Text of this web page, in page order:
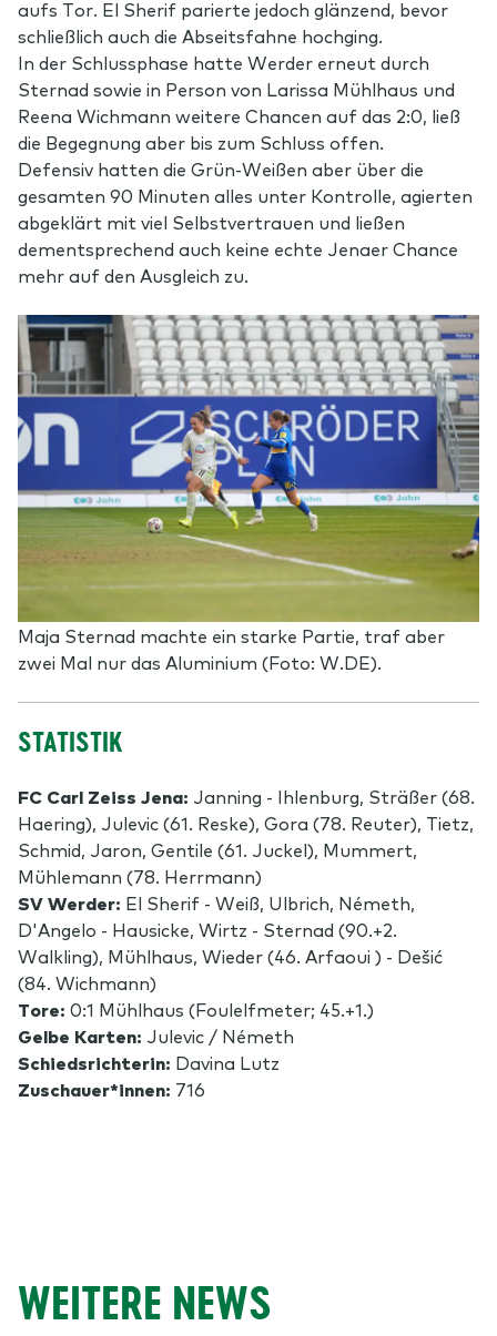
aufs Tor. El Sherif parierte jedoch glänzend, bevor
schließlich auch die Abseitsfahne hochging.
In der Schlussphase hatte Werder erneut durch
Sternad sowie in Person von Larissa Mühlhaus und
Reena Wichmann weitere Chancen auf das 2:0, ließ
die Begegnung aber bis zum Schluss offen.
Defensiv hatten die Grün-Weißen aber über die
gesamten 90 Minuten alles unter Kontrolle, agierten
abgeklärt mit viel Selbstvertrauen und ließen
dementsprechend auch keine echte Jenaer Chance
mehr auf den Ausgleich zu.
Maja Sternad machte ein starke Partie, traf aber
zwei Mal nur das Aluminium (Foto: W.DE).
STATISTIK
FC Carl Zeiss Jena: Janning - Ihlenburg, Sträßer (68.
Haering), Julevic (61. Reske), Gora (78. Reuter), Tietz,
Schmid, Jaron, Gentile (61. Juckel), Mummert,
Mühlemann (78. Herrmann)
SV Werder: El Sherif - Weiß, Ulbrich, Németh,
D'Angelo - Hausicke, Wirtz - Sternad (90.+2.
Walkling), Mühlhaus, Wieder (46. Arfaoui ) - Dešić
(84. Wichmann)
Tore: 0:1 Mühlhaus (Foulelfmeter; 45.+1.)
Gelbe Karten: Julevic / Németh
Schiedsrichterin: Davina Lutz
Zuschauer*innen: 716
WEITERE NEWS